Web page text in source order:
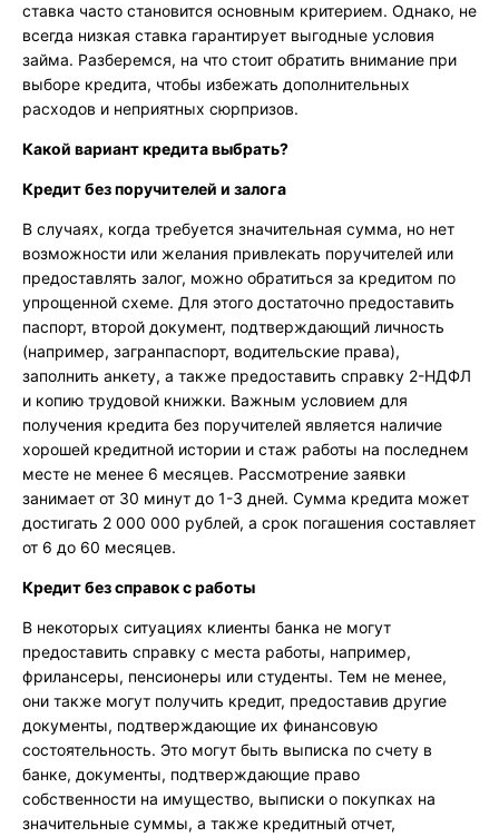
ставка часто становится основным критерием. Однако, не
всегда низкая ставка гарантирует выгодные условия
займа. Разберемся, на что стоит обратить внимание при
выборе кредита, чтобы избежать дополнительных
расходов и неприятных сюрпризов.
Какой вариант кредита выбрать?
Кредит без поручителей и залога
В случаях, когда требуется значительная сумма, но нет
возможности или желания привлекать поручителей или
предоставлять залог, можно обратиться за кредитом по
упрощенной схеме. Для этого достаточно предоставить
паспорт, второй документ, подтверждающий личность
(например, загранпаспорт, водительские права),
заполнить анкету, а также предоставить справку 2-НДФЛ
и копию трудовой книжки. Важным условием для
получения кредита без поручителей является наличие
хорошей кредитной истории и стаж работы на последнем
месте не менее 6 месяцев. Рассмотрение заявки
занимает от 30 минут до 1-3 дней. Сумма кредита может
достигать 2 000 000 рублей, а срок погашения составляет
от 6 до 60 месяцев.
Кредит без справок с работы
В некоторых ситуациях клиенты банка не могут
предоставить справку с места работы, например,
фрилансеры, пенсионеры или студенты. Тем не менее,
они также могут получить кредит, предоставив другие
документы, подтверждающие их финансовую
состоятельность. Это могут быть выписка по счету в
банке, документы, подтверждающие право
собственности на имущество, выписки о покупках на
значительные суммы, а также кредитный отчет,